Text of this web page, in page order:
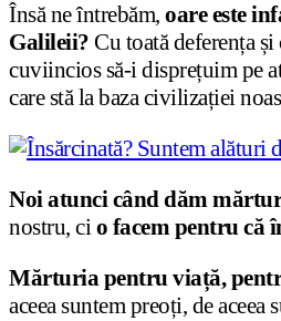
Însă ne întrebăm, oare este
Galileii? Cu toată deferența
cuviincios să-i disprețuim pe
care stă la baza civilizației
Noi atunci când dăm
nostru, cio facem pentru că
Mărturia pentru viață,
aceea suntem preoți, de